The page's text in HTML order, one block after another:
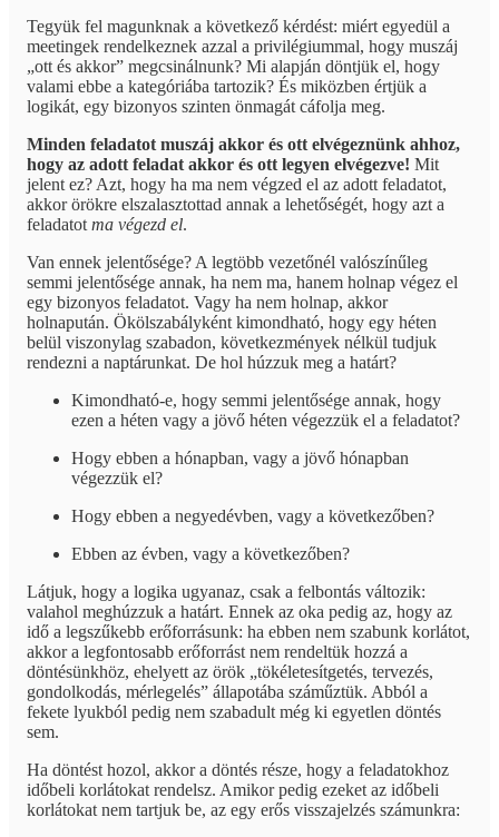
Tegyük fel magunknak a következő kérdést: miért egyedül a
meetingek rendelkeznek azzal a privilégiummal, hogy muszáj
„ott és akkor” megcsinálnunk? Mi alapján döntjük el, hogy
valami ebbe a kategóriába tartozik? És miközben értjük a
logikát, egy bizonyos szinten önmagát cáfolja meg.
Minden feladatot muszáj akkor és ott elvégeznünk ahhoz,
hogy az adott feladat akkor és ott legyen elvégezve! Mit
jelent ez? Azt, hogy ha ma nem végzed el az adott feladatot,
akkor örökre elszalasztottad annak a lehetőségét, hogy azt a
feladatot ma végezd el.
Van ennek jelentősége? A legtöbb vezetőnél valószínűleg
semmi jelentősége annak, ha nem ma, hanem holnap végez el
egy bizonyos feladatot. Vagy ha nem holnap, akkor
holnapután. Ökölszabályként kimondható, hogy egy héten
belül viszonylag szabadon, következmények nélkül tudjuk
rendezni a naptárunkat. De hol húzzuk meg a határt?
Kimondható-e, hogy semmi jelentősége annak, hogy
ezen a héten vagy a jövő héten végezzük el a feladatot?
Hogy ebben a hónapban, vagy a jövő hónapban
végezzük el?
Hogy ebben a negyedévben, vagy a következőben?
Ebben az évben, vagy a következőben?
Látjuk, hogy a logika ugyanaz, csak a felbontás változik:
valahol meghúzzuk a határt. Ennek az oka pedig az, hogy az
idő a legszűkebb erőforrásunk: ha ebben nem szabunk korlátot,
akkor a legfontosabb erőforrást nem rendeltük hozzá a
döntésünkhöz, ehelyett az örök „tökéletesítgetés, tervezés,
gondolkodás, mérlegelés” állapotába száműztük. Abból a
fekete lyukból pedig nem szabadult még ki egyetlen döntés
sem.
Ha döntést hozol, akkor a döntés része, hogy a feladatokhoz
időbeli korlátokat rendelsz. Amikor pedig ezeket az időbeli
korlátokat nem tartjuk be, az egy erős visszajelzés számunkra: